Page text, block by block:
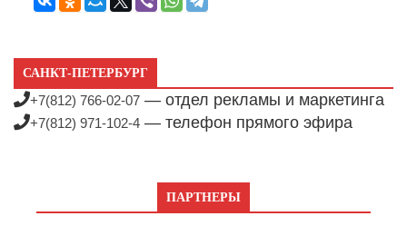
САНКТ-ПЕТЕРБУРГ
+7(812) 766-02-07 — отдел рекламы и маркетинга
+7(812) 971-102-4 — телефон прямого эфира
ПАРТНЕРЫ